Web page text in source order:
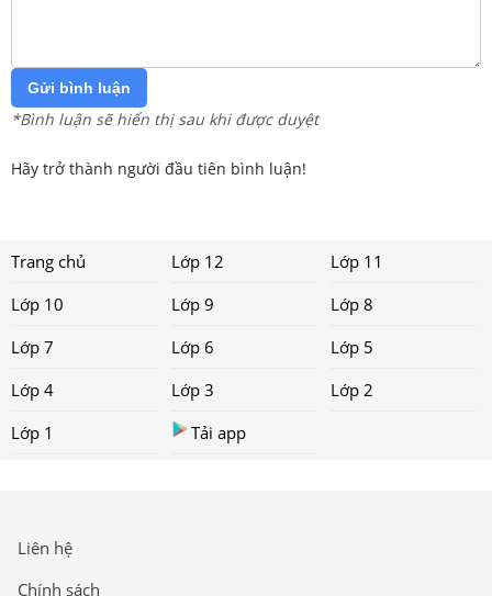
Gửi bình luận
*Bình luận sẽ hiển thị sau khi được duyệt
Hãy trở thành người đầu tiên bình luận!
Trang chủ Lớp 12
Lớp 11
Lớp 10
Lớp 9
Lớp 8
Lớp 7
Lớp 6
Lớp 5
Lớp 4
Lớp 3
Lớp 2
Lớp 1
Tải app
Liên hệ
Chính sách